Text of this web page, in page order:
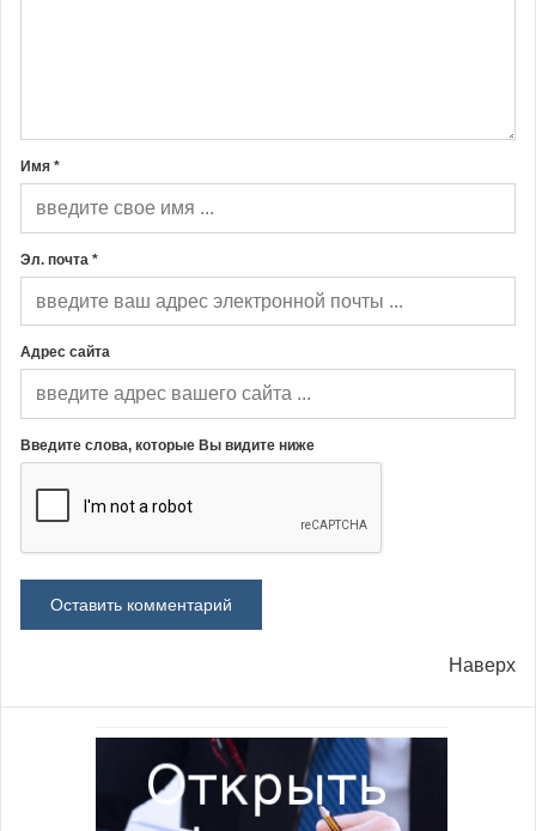
Имя *
Эл. почта *
Адрес сайта
Введите слова, которые Вы видите ниже
Наверх